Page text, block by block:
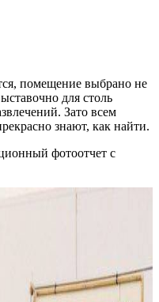
помещение выбрано не
для столь
Зато всем
знают, как найти.
фотоотчет с